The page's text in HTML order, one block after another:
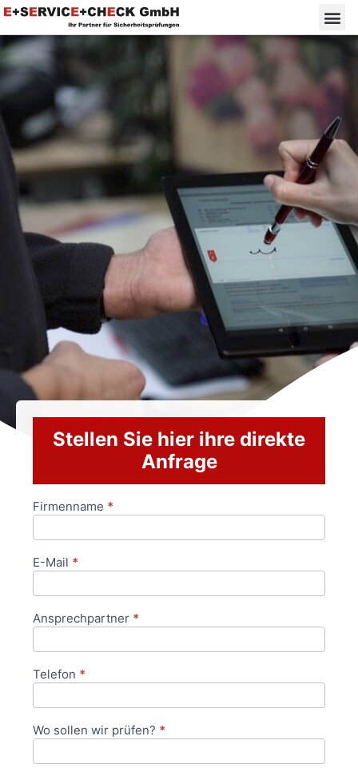
Stellen Sie hier ihre direkte
Anfrage
Anfrageformular
Firmenname *
E-Mail *
Ansprechpartner *
Telefon *
Wo sollen wir prüfen? *